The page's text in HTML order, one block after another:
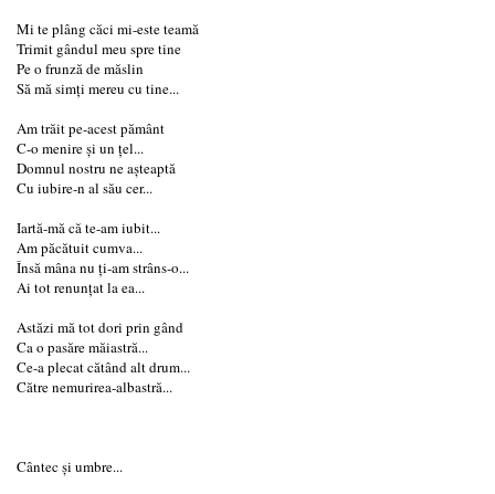
Mi te plâng căci mi-este teamă
Trimit gândul meu spre tine
Pe o frunză de măslin
Să mă simți mereu cu tine...
Am trăit pe-acest pământ
C-o menire și un țel...
Domnul nostru ne așteaptă
Cu iubire-n al său cer...
Iartă-mă că te-am iubit...
Am păcătuit cumva...
Însă mâna nu ți-am strâns-o...
Ai tot renunțat la ea...
Astăzi mă tot dori prin gând
Ca o pasăre măiastră...
Ce-a plecat cătând alt drum...
Către nemurirea-albastră...
Cântec și umbre...